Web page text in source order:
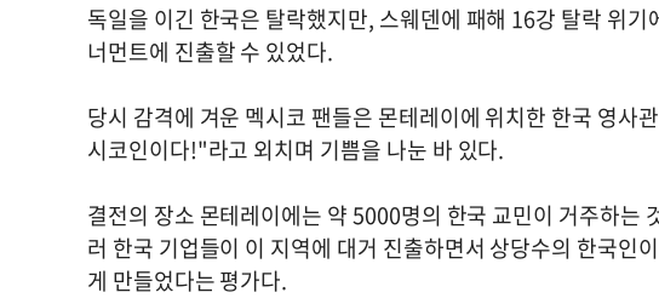
독일을 이긴 한국은 탈락했지만, 스웨덴에 패해 16강 탈락 위
너먼트에 진출할 수 있었다.
당시 감격에 겨운 멕시코 팬들은 몬테레이에 위치한 한국 영사
시코인이다!"라고 외치며 기쁨을 나눈 바 있다.
결전의 장소 몬테레이에는 약 5000명의 한국 교민이 거주하는
러 한국 기업들이 이 지역에 대거 진출하면서 상당수의 한국인
게 만들었다는 평가다.